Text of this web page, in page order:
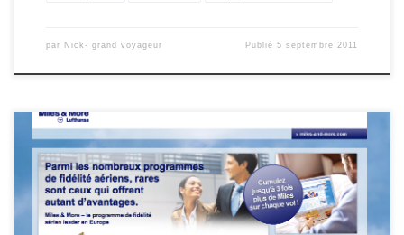
par Nick- grand voyageur Publié5 septembre 2011
Grâce à l’offre exceptionnel d’équivalence de statut (status match
en anglais) de Miles & More pour les membres élite Flying Blue je
vais obtenir le statut Senator (Star Alliance Gold) en un vol A/R de